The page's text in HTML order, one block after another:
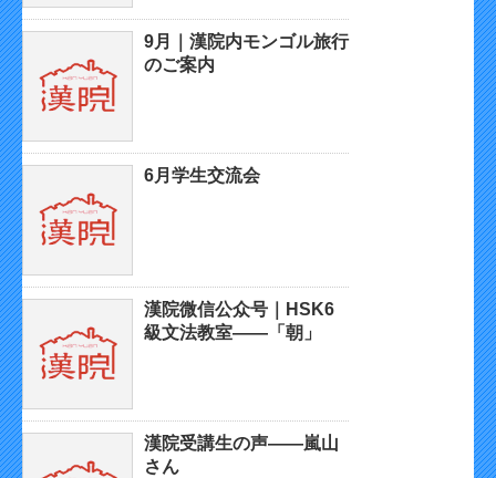
9月｜漢院内モンゴル旅行
のご案内
6月学生交流会
漢院微信公众号｜HSK6
級文法教室——「朝」
漢院受講生の声——嵐山
さん